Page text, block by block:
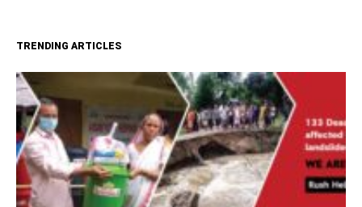
TRENDING ARTICLES